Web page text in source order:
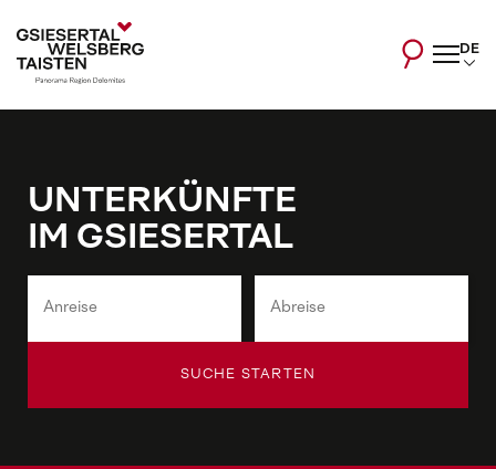
DE
UNTERKÜNFTE
IM GSIESERTAL
SUCHE STARTEN